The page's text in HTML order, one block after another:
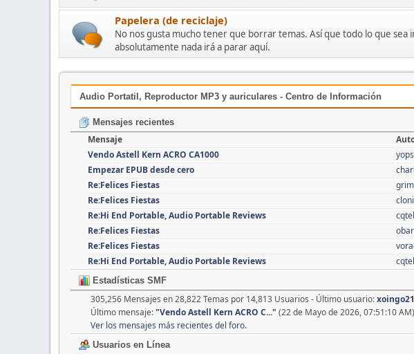
Papelera (de reciclaje)
No nos gusta mucho tener que borrar temas. Así que todo lo que sea
absolutamente nada irá a parar aquí.
Audio Portatil, Reproductor MP3 y auriculares - Centro de Información
Mensajes recientes
Mensaje
Vendo Astell Kern ACRO CA1000
yops
Empezar EPUB desde cero
Re:Felices Fiestas
Re:Felices Fiestas
Re:Hi End Portable, Audio Portable Reviews
Re:Felices Fiestas
Re:Felices Fiestas
Re:Hi End Portable, Audio Portable Reviews
Estadísticas SMF
305,256 Mensajes en 28,822 Temas por 14,813 Usuarios - Último usuario:xoingo21
Último mensaje:"Vendo Astell Kern ACRO C..." (22 de Mayo de 2026, 07:51:10 AM)
Ver los mensajes más recientes del foro.
Usuarios en Línea